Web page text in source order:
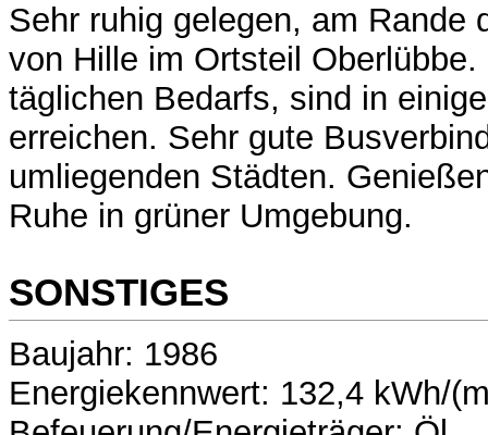
Sehr ruhig gelegen, am Rande
von Hille im Ortsteil
täglichen Bedarfs, sind in
erreichen. Sehr gute
umliegenden Städten.
Ruhe in grüner Umgebung.
SONSTIGES
Baujahr: 1986
Energiekennwert: 132,4 kWh/